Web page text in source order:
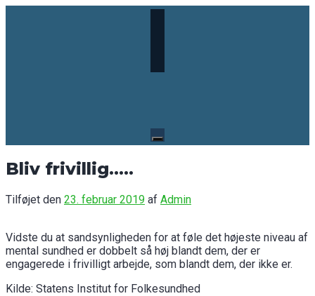
Bliv frivillig…..
Tilføjet den 23. februar 2019 af Admin
Vidste du at sandsynligheden for at føle det højeste niveau af
mental sundhed er dobbelt så høj blandt dem, der er
engagerede i frivilligt arbejde, som blandt dem, der ikke er.
Kilde: Statens Institut for Folkesundhed